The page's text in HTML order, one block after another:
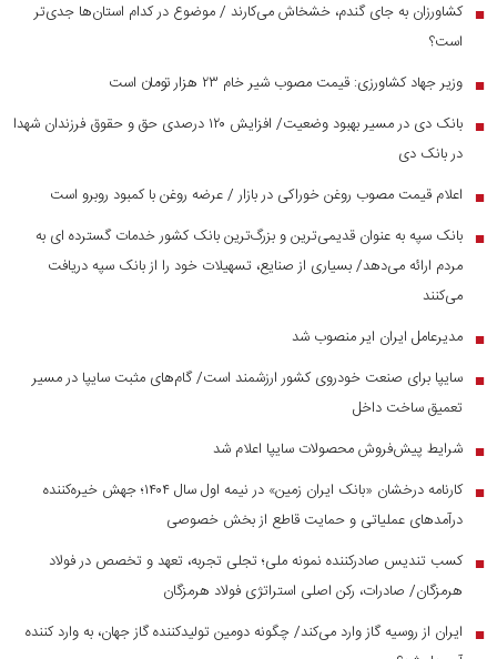
■ کشاورزان به جای گندم، خشخاش می‌کارند / موضوع در کدام استان‌ها جدی‌تر
است؟
■ وزیر جهاد کشاورزی: قیمت مصوب شیر خام ۲۳ هزار تومان است
■
بانک دی در مسیر بهبود وضعیت/ افزایش ۱۲۰ درصدی حق و حقوق فرزندان شهدا
در بانک دی
■ اعلام قیمت مصوب روغن خوراکی در بازار / عرضه روغن با کمبود روبرو است
■ بانک سپه به عنوان قدیمی‌ترین و بزرگ‌ترین بانک کشور خدمات گسترده ای به
مردم ارائه می‌دهد/ بسیاری از صنایع، تسهیلات خود را از بانک سپه دریافت
می‌کنند
■ مدیرعامل ایران ایر منصوب شد
■ سایپا برای صنعت خودروی کشور ارزشمند است/ گام‌های مثبت سایپا در مسیر
تعمیق ساخت داخل
■ شرایط پیش‌فروش محصولات سایپا اعلام شد
■
کارنامه درخشان «بانک ایران زمین» در نیمه اول سال ۱۴۰۴؛ جهش خیره‌کننده
درآمد‌های عملیاتی و حمایت قاطع از بخش خصوصی
■ کسب تندیس صادرکننده نمونه ملی؛ تجلی تجربه، تعهد و تخصص در فولاد
هرمزگان/ صادرات، رکن اصلی استراتژی فولاد هرمزگان
■
ایران از روسیه گاز وارد می‌کند/ چگونه دومین تولیدکننده گاز جهان، به وارد کننده